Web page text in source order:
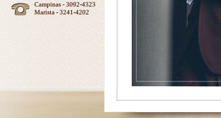
Campinas - 3092-4323
Marista - 3241-4202